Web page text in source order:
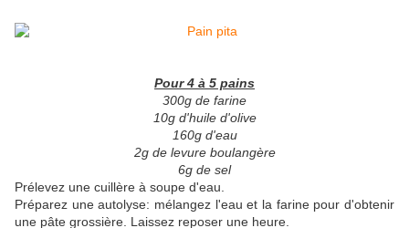
Pour 4 à 5 pains
300g de farine
10g d'huile d'olive
160g d'eau
2g de levure boulangère
6g de sel
Prélevez une cuillère à soupe d'eau.
Préparez une autolyse: mélangez l'eau et la farine pour d'obtenir
une pâte grossière. Laissez reposer une heure.